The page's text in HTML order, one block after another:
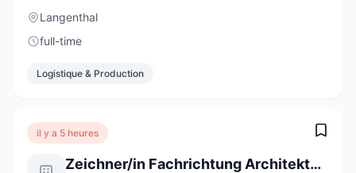
Langenthal
full-time
Logistique & Production
il y a 5 heures
Zeichner/in Fachrichtung Architektur EFZ 100%